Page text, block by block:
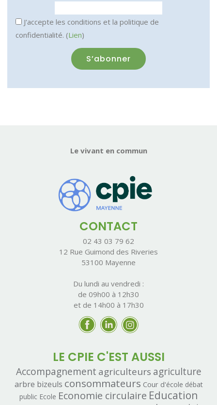
J'accepte les conditions et la politique de
confidentialité. (Lien)
Le vivant en commun
CONTACT
02 43 03 79 62
12 Rue Guimond des Riveries
53100 Mayenne
Du lundi au vendredi :
de 09h00 à 12h30
et de 14h00 à 17h30
LE CPIE C'EST AUSSI
Accompagnement agriculteurs agriculture
arbre bizeuls consommateurs Cour d'école débat
public Ecole Economie circulaire Education